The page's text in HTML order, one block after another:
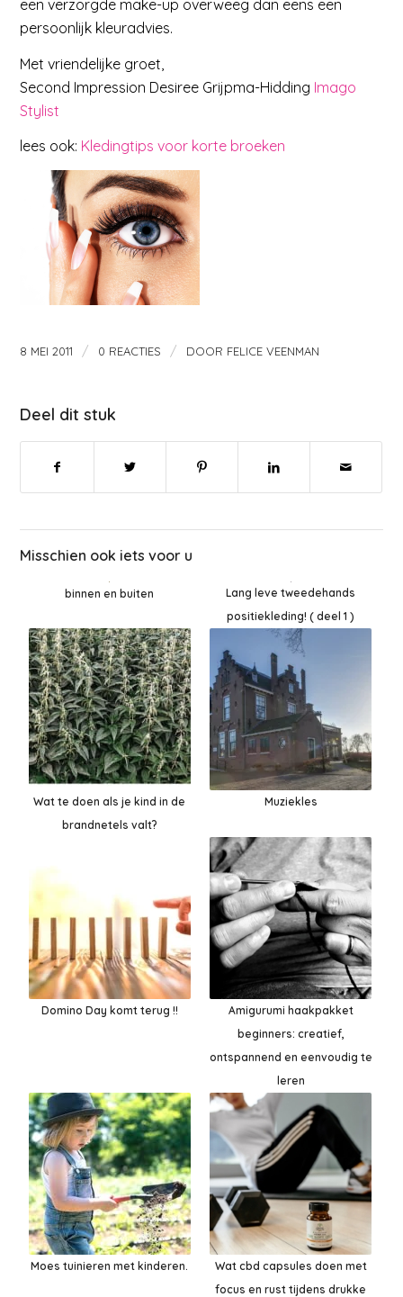
een verzorgde make-up overweeg dan eens een
persoonlijk kleuradvies.
Met vriendelijke groet,
Second Impression Desiree Grijpma-Hidding Imago
Stylist
lees ook: Kledingtips voor korte broeken
8 MEI 2011 / 0 REACTIES / DOOR FELICE VEENMAN
Deel dit stuk
Misschien ook iets voor u
binnen en buiten
Lang leve tweedehands
positiekleding! ( deel 1 )
Wat te doen als je kind in de
brandnetels valt?
Muziekles
Domino Day komt terug !!
Amigurumi haakpakket
beginners: creatief,
ontspannend en eenvoudig te
leren
Moes tuinieren met kinderen.
Wat cbd capsules doen met
focus en rust tijdens drukke